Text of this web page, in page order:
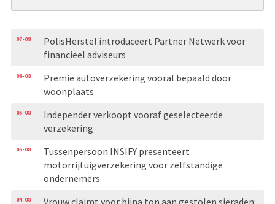
07-08
PolisHerstel introduceert Partner Netwerk voor
financieel adviseurs
06-08
Premie autoverzekering vooral bepaald door
woonplaats
05-08
Independer verkoopt vooraf geselecteerde
verzekering
05-08
Tussenpersoon INSIFY presenteert
motorrijtuigverzekering voor zelfstandige
ondernemers
04-08
Vrouw claimt voor bijna ton aan gestolen sieraden: